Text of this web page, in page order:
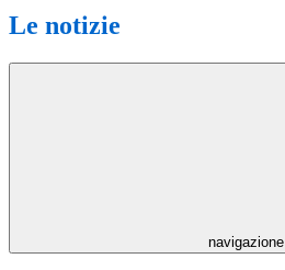
Le notizie
navigazione